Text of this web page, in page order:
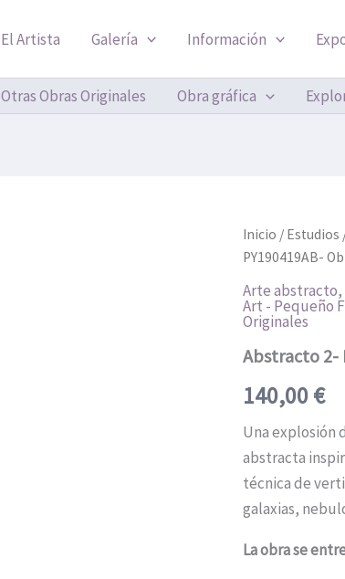
El Artista Galería Información
Otras Obras Originales Obra gráfica
Inicio / Estudios
PY190419AB-
Arte abstracto,
Art - Pequeño
Originales
Abstracto 2-
140,00€
Una explosión
abstracta
técnica de
galaxias,
La obra se
Abstracto
2-
ES-
PY190419AB-
Obra
original